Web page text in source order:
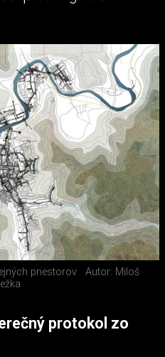
priestorov
Autor: Miloš
protokol zo